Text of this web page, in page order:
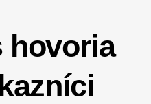
hovoria